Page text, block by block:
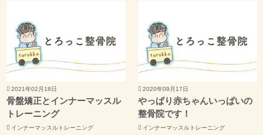
2021年02月18日
骨盤矯正とインナーマッスル
トレーニング
インナーマッスルトレーニング
2020年09月17日
やっぱり赤ちゃんいっぱいの
整骨院です！
インナーマッスルトレーニング